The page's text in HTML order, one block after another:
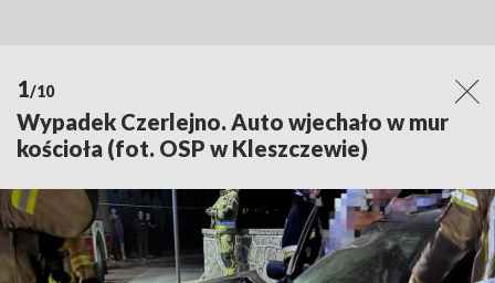
1/10
Wypadek Czerlejno. Auto wjechało w mur
kościoła (fot. OSP w Kleszczewie)